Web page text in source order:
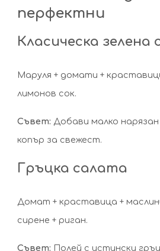
перфектни
Класическа зелена
Маруля + домати +
лимонов сок.
Съвет: Добави малко
копър за свежест.
Гръцка салата
Домат + краставица +
сирене + риган.
Съвет: Полей с истински